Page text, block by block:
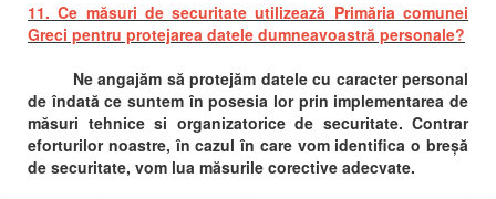
11. Ce măsuri de securitate utilizează Primăria comunei
Greci pentru protejarea datele dumneavoastră personale?
Ne angajăm să protejăm datele cu caracter personal
de îndată ce suntem în posesia lor prin implementarea de
măsuri tehnice si organizatorice de securitate. Contrar
eforturilor noastre, în cazul în care vom identifica o breșă
de securitate, vom lua măsurile corective adecvate.